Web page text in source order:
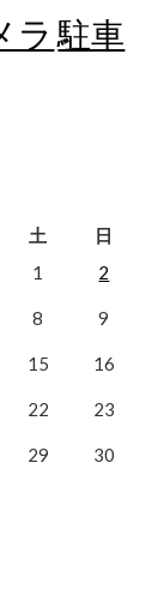
ラ 駐車
土
日
1
2
8 9
15 16
22 23
29 30